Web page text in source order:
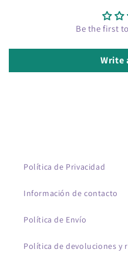
Be the first
Write
Política de Privacidad
Información de contacto
Política de Envío
Política de devoluciones y